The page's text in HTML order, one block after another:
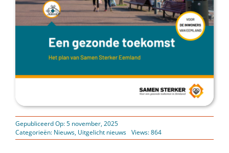
Gepubliceerd Op: 5 november, 2025
Categorieën: Nieuws, Uitgelicht nieuws Views: 864